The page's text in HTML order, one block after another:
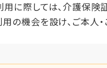
用に際しては、介護保
用の機会を設け、ご本人